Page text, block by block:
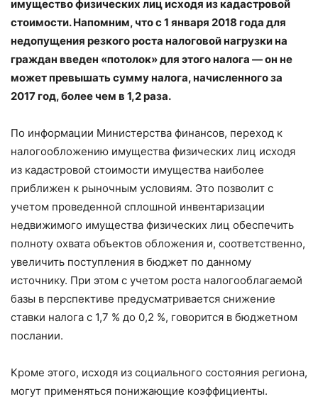
имущество физических лиц исходя из кадастровой
стоимости. Напомним, что с 1 января 2018 года для
недопущения резкого роста налоговой нагрузки на
граждан введен «потолок» для этого налога — он не
может превышать сумму налога, начисленного за
2017 год, более чем в 1,2 раза.
По информации Министерства финансов, переход к
налогообложению имущества физических лиц исходя
из кадастровой стоимости имущества наиболее
приближен к рыночным условиям. Это позволит с
учетом проведенной сплошной инвентаризации
недвижимого имущества физических лиц обеспечить
полноту охвата объектов обложения и, соответственно,
увеличить поступления в бюджет по данному
источнику. При этом с учетом роста налогооблагаемой
базы в перспективе предусматривается снижение
ставки налога с 1,7 % до 0,2 %, говорится в бюджетном
послании.
Кроме этого, исходя из социального состояния региона,
могут применяться понижающие коэффициенты.